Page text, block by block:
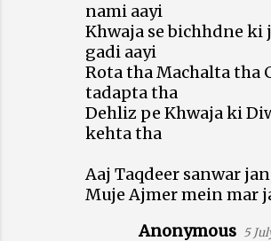
nami aayi
Khwaja se bichhdne ki
gadi aayi
Rota tha Machalta tha
tadapta tha
Dehliz pe Khwaja ki
kehta tha
Aaj Taqdeer sanwar
Muje Ajmer mein mar
Anonymous 5